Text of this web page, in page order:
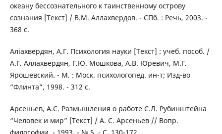
океану бессознательного к таинственному острову
сознания [Текст] / В.М. Аллахвердов. - СПб. : Речь, 2003. -
368 с.
Аліахвердян, А.Г. Психология науки [Текст] : учеб. пособ. /
А.Г. Аллахвердян, Г.Ю. Мошкова, А.В. Юревич, М.Г.
Ярошевский. - М. : Моск. психологопед. ин-т; Изд-во
“Флинта”, 1998. - 312 с.
Арсеньев, А.С. Размышления о работе С.Л. Рубинштейна
“Человек и мир” [Текст] / А. С. Арсеньев // Вопр.
философии. - 1993. - № 5. - С. 130-172.